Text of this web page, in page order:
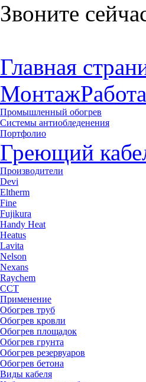
Звоните
Главная
Монтаж
Промышленный обогрев
Системы антиобледенения
Портфолио
Греющий
Производители
Devi
Eltherm
Fine
Fujikura
Handy Heat
Heatus
Lavita
Nelson
Nexans
Raychem
ССТ
Применение
Обогрев труб
Обогрев кровли
Обогрев площадок
Обогрев грунта
Обогрев резервуаров
Обогрев бетона
Виды кабеля